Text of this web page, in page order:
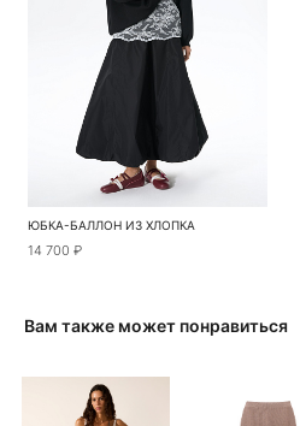
ЮБКА-БАЛЛОН ИЗ ХЛОПКА
14 700 ₽
Вам также может понравиться